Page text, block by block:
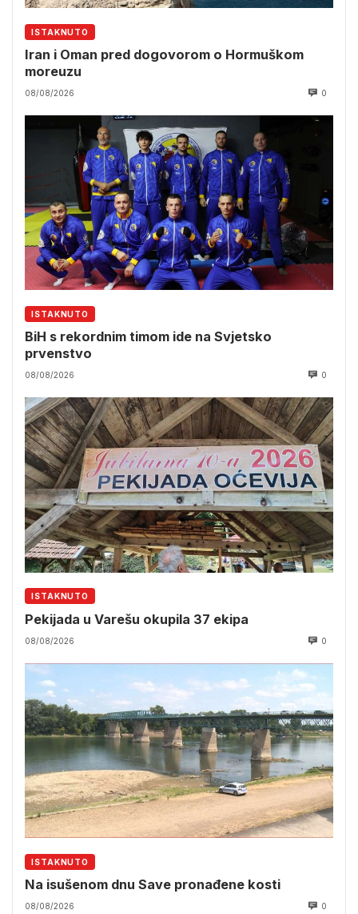
ISTAKNUTO
Iran i Oman pred dogovorom o Hormuškom
moreuzu
08/08/2026 0
ISTAKNUTO
BiH s rekordnim timom ide na Svjetsko
prvenstvo
08/08/2026 0
ISTAKNUTO
Pekijada u Varešu okupila 37 ekipa
08/08/2026 0
ISTAKNUTO
Na isušenom dnu Save pronađene kosti
08/08/2026 0